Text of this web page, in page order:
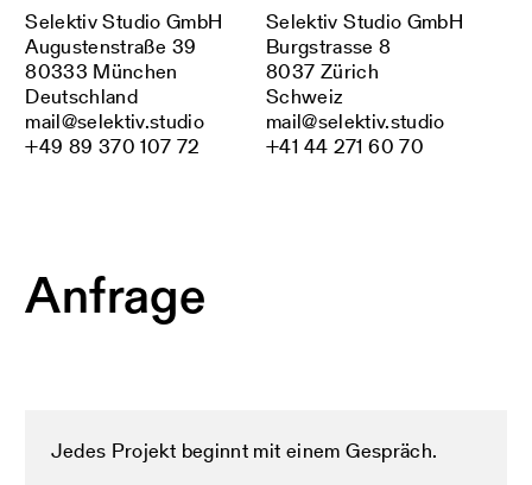
Selektiv Studio GmbH
Augustenstraße 39
80333 München
Deutschland
mail@selektiv.studio
+49 89 370 107 72
Selektiv Studio GmbH
Burgstrasse 8
8037 Zürich
Schweiz
mail@selektiv.studio
+41 44 271 60 70
Anfrage
Jedes Projekt beginnt mit einem Gespräch.